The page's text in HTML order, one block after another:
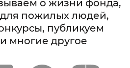
о жизни фонда,
пожилых людей,
публикуем
многие другое